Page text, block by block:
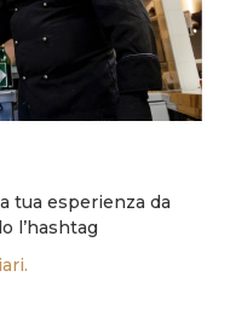
tua esperienza da
l’hashtag